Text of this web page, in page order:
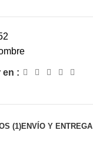
en :
(1)ENVÍO Y ENTREGA